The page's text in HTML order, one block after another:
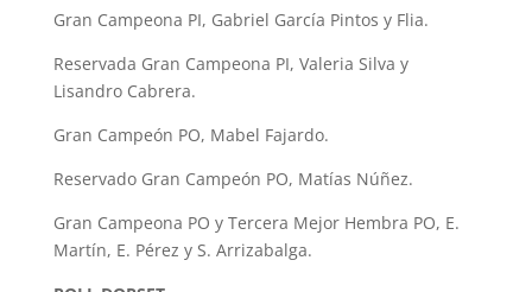
Gran Campeona PI, Gabriel García Pintos y Flia.
Reservada Gran Campeona PI, Valeria Silva y
Lisandro Cabrera.
Gran Campeón PO, Mabel Fajardo.
Reservado Gran Campeón PO, Matías Núñez.
Gran Campeona PO y Tercera Mejor Hembra PO, E.
Martín, E. Pérez y S. Arrizabalga.